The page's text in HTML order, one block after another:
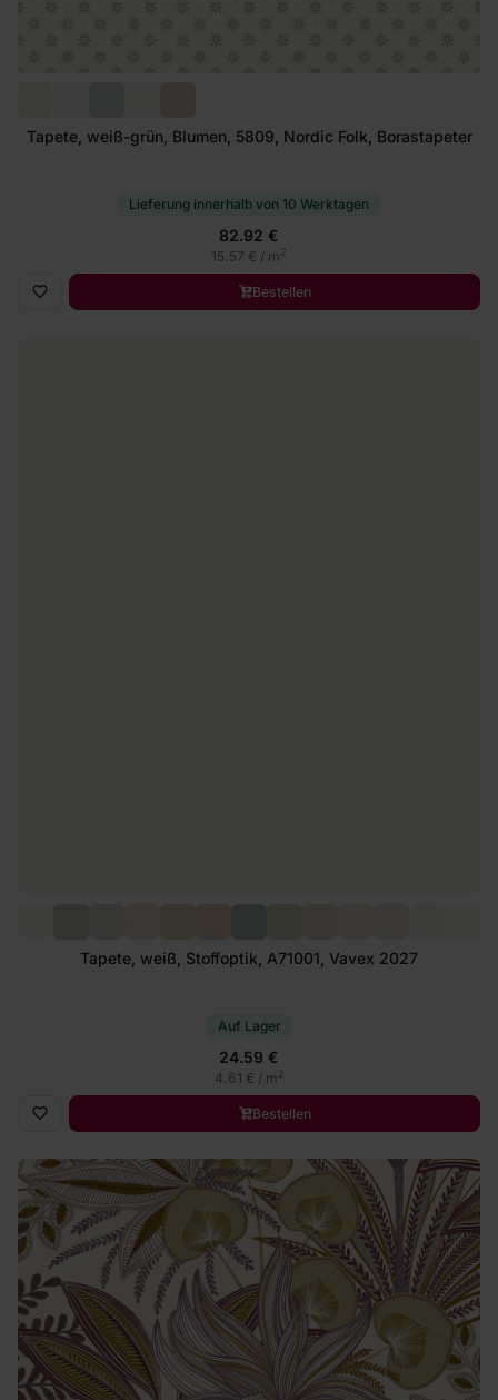
Tapete, weiß-grün, Blumen, 5809, Nordic Folk, Borastapeter
Lieferung innerhalb von 10 Werktagen
82.92 €
15.57 € / m2
Bestellen
Tapete, weiß, Stoffoptik, A71001, Vavex 2027
Auf Lager
24.59 €
4.61 € / m2
Bestellen